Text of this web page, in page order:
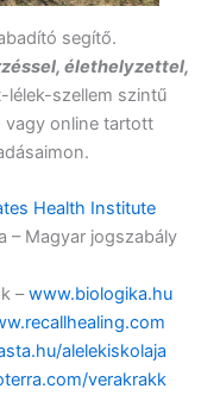
segítő.
élethelyzettel,
szellem szintű
vagy online tartott
Health Institute
– Magyar jogszabály
–www.biologika.hu
alelekiskolaja
verakrakk